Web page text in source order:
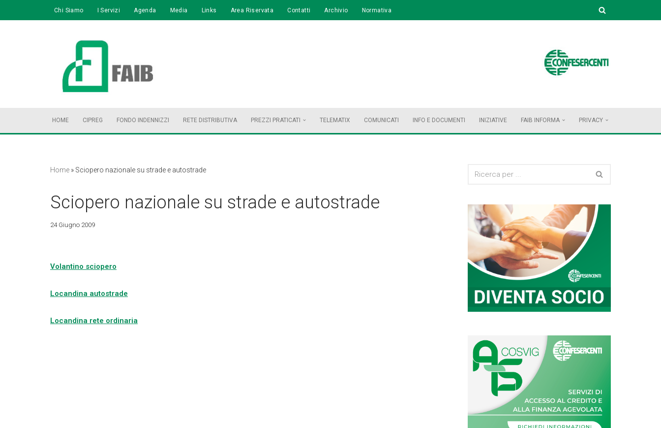
Chi Siamo I Servizi Agenda Media Links Area Riservata Contatti Archivio Normativa
HOME CIPREG FONDO INDENNIZZI RETE DISTRIBUTIVA PREZZI PRATICATI TELEMATIX COMUNICATI INFO E DOCUMENTI INIZIATIVE FAIB INFORMA PRIVACY
Home » Sciopero nazionale su strade e autostrade
Sciopero nazionale su strade e autostrade
24 Giugno 2009
Volantino sciopero
Locandina autostrade
Locandina rete ordinaria